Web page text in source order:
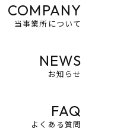
COMPANY
当事業所について
NEWS
お知らせ
FAQ
よくある質問